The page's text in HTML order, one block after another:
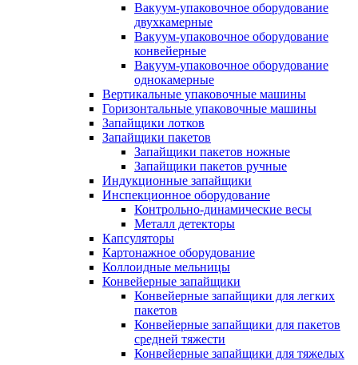
Вакуум-упаковочное оборудование
двухкамерные
Вакуум-упаковочное оборудование
конвейерные
Вакуум-упаковочное оборудование
однокамерные
Вертикальные упаковочные машины
Горизонтальные упаковочные машины
Запайщики лотков
Запайщики пакетов
Запайщики пакетов ножные
Запайщики пакетов ручные
Индукционные запайщики
Инспекционное оборудование
Контрольно-динамические весы
Металл детекторы
Капсуляторы
Картонажное оборудование
Коллоидные мельницы
Конвейерные запайщики
Конвейерные запайщики для легких
пакетов
Конвейерные запайщики для пакетов
средней тяжести
Конвейерные запайщики для тяжелых